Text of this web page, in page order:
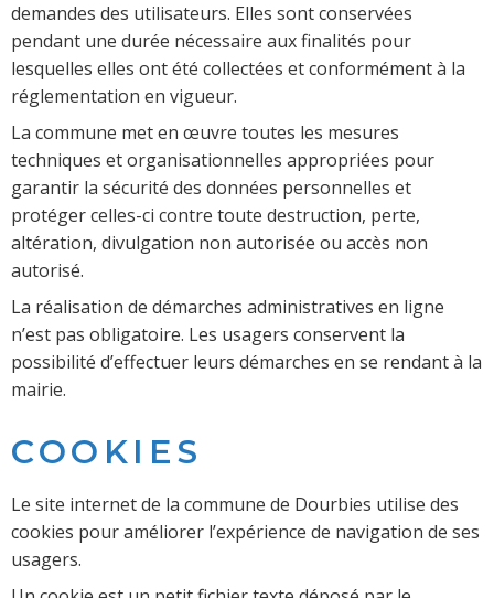
demandes des utilisateurs. Elles sont conservées
pendant une durée nécessaire aux finalités pour
lesquelles elles ont été collectées et conformément à la
réglementation en vigueur.
La commune met en œuvre toutes les mesures
techniques et organisationnelles appropriées pour
garantir la sécurité des données personnelles et
protéger celles-ci contre toute destruction, perte,
altération, divulgation non autorisée ou accès non
autorisé.
La réalisation de démarches administratives en ligne
n’est pas obligatoire. Les usagers conservent la
possibilité d’effectuer leurs démarches en se rendant à la
mairie.
COOKIES
Le site internet de la commune de Dourbies utilise des
cookies pour améliorer l’expérience de navigation de ses
usagers.